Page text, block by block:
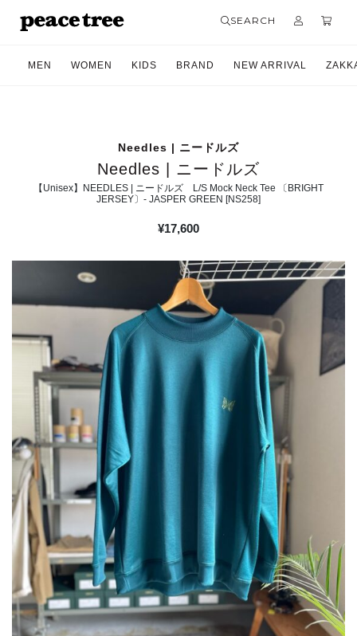
SEARCH
MEN WOMEN KIDS BRAND NEW ARRIVAL
Needles | ニードルズ
Needles | ニードルズ
【Unisex】NEEDLES | ニードルズ L/S Mock Neck Tee 〔BRIGHT
JERSEY〕- JASPER GREEN [NS258]
¥17,600